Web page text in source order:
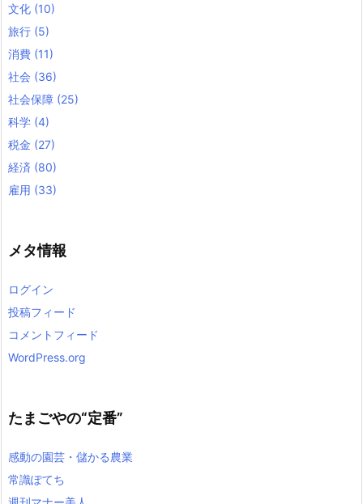
文化 (10)
旅行 (5)
消費 (11)
社会 (36)
社会保障 (25)
科学 (4)
税金 (27)
経済 (80)
雇用 (33)
メタ情報
ログイン
投稿フィード
コメントフィード
WordPress.org
たまごやの“定番”
感動の園芸・儲かる農業
常識ぽてち